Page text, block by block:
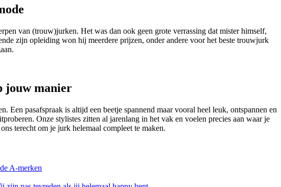
van (trouw)jurken. Het was dan ook geen grote verrassing dat mister himself,
zijn opleiding won hij meerdere prijzen, onder andere voor het beste trouwjurk
jouw manier
pasafspraak is altijd een beetje spannend maar vooral heel leuk, ontspannen en
Onze stylistes zitten al jarenlang in het vak en voelen precies aan waar je
terecht om je jurk helemaal compleet te maken.
A-merken